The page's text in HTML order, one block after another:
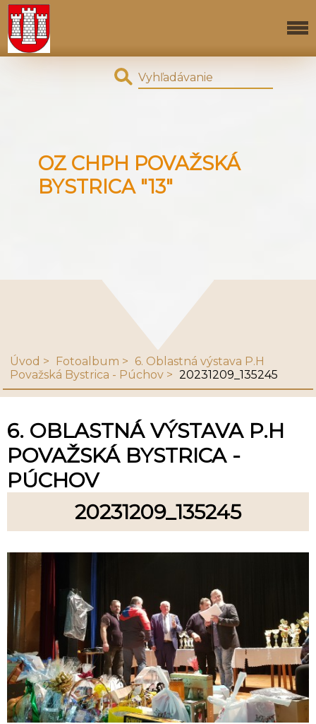
OZ CHPH POVAŽSKÁ
BYSTRICA "13"
Úvod Fotoalbum
6. Oblastná výstava P.H
Považská Bystrica - Púchov
20231209_135245
6. OBLASTNÁ VÝSTAVA P.H
POVAŽSKÁ BYSTRICA -
PÚCHOV
20231209_135245